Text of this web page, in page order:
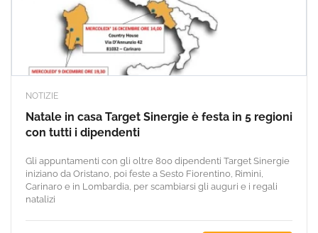
NOTIZIE
Natale in casa Target Sinergie è festa in 5 regioni
con tutti i dipendenti
Gli appuntamenti con gli oltre 800 dipendenti Target Sinergie
iniziano da Oristano, poi feste a Sesto Fiorentino, Rimini,
Carinaro e in Lombardia, per scambiarsi gli auguri e i regali
natalizi